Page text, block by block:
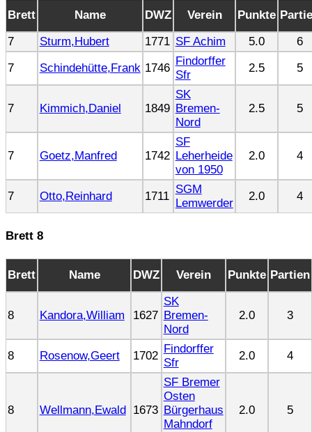
Brett Name DWZ Verein Punkte
7
Sturm,Hubert 1771 SF Achim 5.0
6
7
Schindehütte,Frank 1746
Findorffer
Sfr
2.5 5
7 Kimmich,Daniel 1849
SK
Bremen-
Nord
2.5 5
7 Goetz,Manfred 1742
SF
Leherheide
von 1950
2.0 4
7 Otto,Reinhard 1711
SGM
Lemwerder
2.0 4
Brett 8
Brett Name DWZ Verein Punkte Partien
8 Kandora,William 1627
SK
Bremen-
Nord
2.0 3
8 Rosenow,Geert 1702
Findorffer
Sfr
2.0 4
8 Wellmann,Ewald 1673
SF Bremer
Osten
Bürgerhaus
Mahndorf
2.0 5